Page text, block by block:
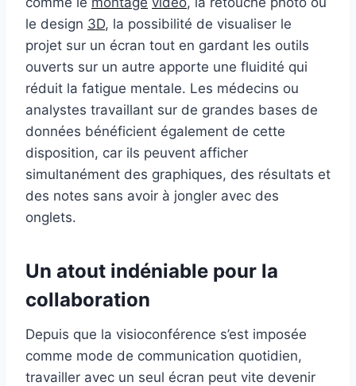
le design 3D, la possibilité de visualiser le
projet sur un écran tout en gardant les outils
ouverts sur un autre apporte une fluidité qui
réduit la fatigue mentale. Les médecins ou
analystes travaillant sur de grandes bases de
données bénéficient également de cette
disposition, car ils peuvent afficher
simultanément des graphiques, des résultats et
des notes sans avoir à jongler avec des
onglets.
Un atout indéniable pour la
collaboration
Depuis que la visioconférence s’est imposée
comme mode de communication quotidien,
travailler avec un seul écran peut vite devenir